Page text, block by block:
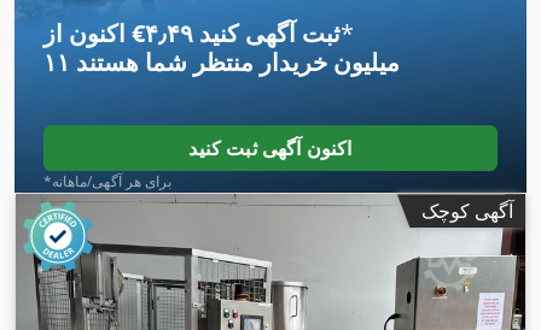
اکنون از ‎€۴٫۴۹ ثبت آگهی کنید*
۱۱ میلیون خریدار منتظر شما هستند
اکنون آگهی ثبت کنید
*برای هر آگهی/ماهانه
آگهی کوچک